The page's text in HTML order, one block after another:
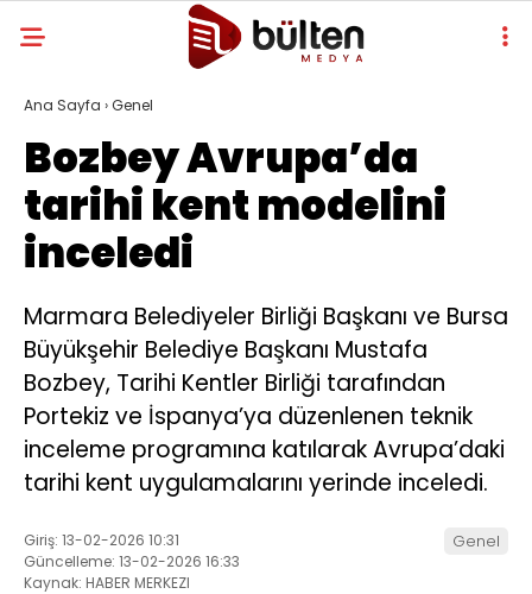
Ana Sayfa ›Genel
Bozbey Avrupa’da
tarihi kent modelini
inceledi
Marmara Belediyeler Birliği Başkanı ve Bursa
Büyükşehir Belediye Başkanı Mustafa
Bozbey, Tarihi Kentler Birliği tarafından
Portekiz ve İspanya’ya düzenlenen teknik
inceleme programına katılarak Avrupa’daki
tarihi kent uygulamalarını yerinde inceledi.
Giriş: 13-02-2026 10:31
Güncelleme: 13-02-2026 16:33
Kaynak: HABER MERKEZI
Genel